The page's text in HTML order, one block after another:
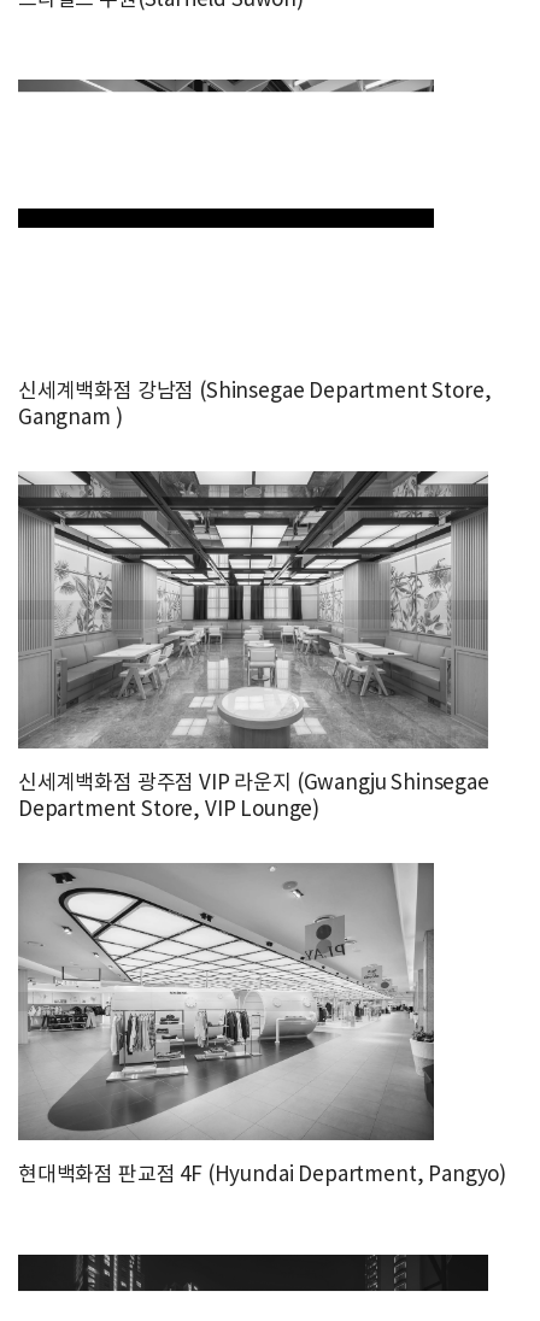
신세계백화점 강남점 (Shinsegae Department Store,
Gangnam )
신세계백화점 광주점 VIP 라운지 (Gwangju Shinsegae
Department Store, VIP Lounge)
현대백화점 판교점 4F (Hyundai Department, Pangyo)